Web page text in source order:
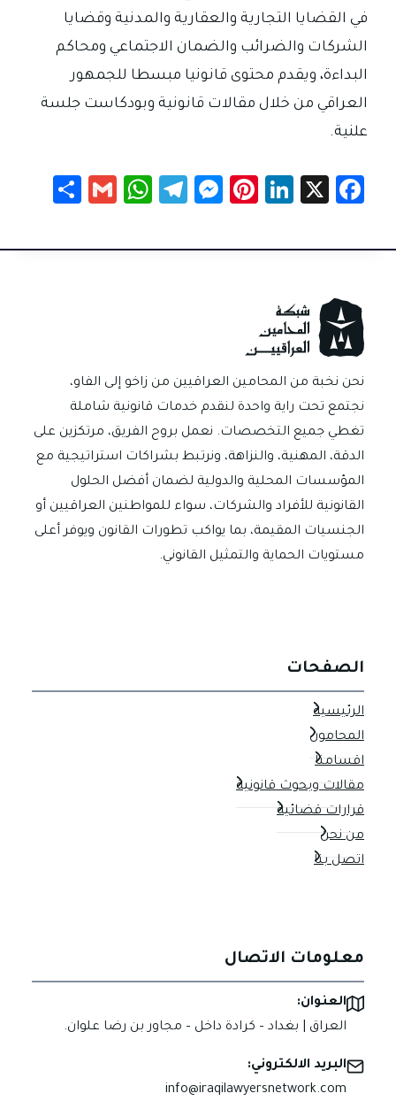
في القضايا التجارية والعقارية والمدنية وقضايا
الشركات والضرائب والضمان الاجتماعي ومحاكم
البداءة، ويقدم محتوى قانونيا مبسطا للجمهور
العراقي من خلال مقالات قانونية وبودكاست جلسة
علنية.
Fa
e
o
ok
X
Li
e
Pi
er
M
se
Te
gr
W
at
G
ail
ar
نحن نخبة من المحامين العراقيين من زاخو إلى الفاو،
نجتمع تحت راية واحدة لنقدم خدمات قانونية شاملة
تغطي جميع التخصصات. نعمل بروح الفريق، مرتكزين على
الدقة، المهنية، والنزاهة، ونرتبط بشراكات استراتيجية مع
المؤسسات المحلية والدولية لضمان أفضل الحلول
القانونية للأفراد والشركات، سواء للمواطنين العراقيين أو
الجنسيات المقيمة، بما يواكب تطورات القانون ويوفر أعلى
مستويات الحماية والتمثيل القانوني.
الصفحات
الرئيسية
المحامون
اقسامنا
مقالات وبحوث قانونية
قرارات قضائية
من نحن
اتصل بنا
معلومات الاتصال
العنوان:
العراق | بغداد – كرادة داخل – مجاور بن رضا علوان.
البريد الالكتروني:
info@iraqilawyersnetwork.com